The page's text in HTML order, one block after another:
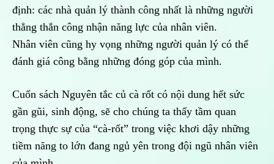
định: các nhà quản lý thành công nhất là những người
thẳng thắn công nhận năng lực của nhân viên.
Nhân viên cũng hy vọng những người quản lý có thể
đánh giá công bằng những đóng góp của mình.
Cuốn sách Nguyên tắc củ cà rốt có nội dung hết sức
gần gũi, sinh động, sẽ cho chúng ta thấy tầm quan
trọng thực sự của “cà-rốt” trong việc khơi dậy những
tiềm năng to lớn đang ngủ yên trong đội ngũ nhân viên